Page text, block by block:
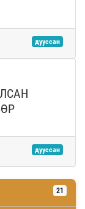
дууссан
дууссан
21